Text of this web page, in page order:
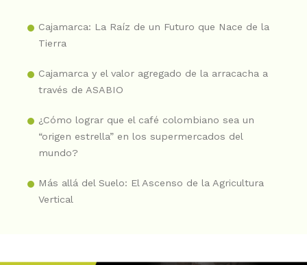
Cajamarca: La Raíz de un Futuro que Nace de la
Tierra
Cajamarca y el valor agregado de la arracacha a
través de ASABIO
¿Cómo lograr que el café colombiano sea un
“origen estrella” en los supermercados del
mundo?
Más allá del Suelo: El Ascenso de la Agricultura
Vertical